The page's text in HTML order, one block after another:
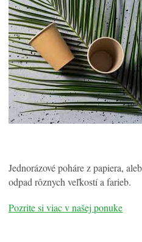
Jednorázové poháre z papiera,
odpad rôznych veľkostí a farieb.
Pozrite si viac v našej ponuke